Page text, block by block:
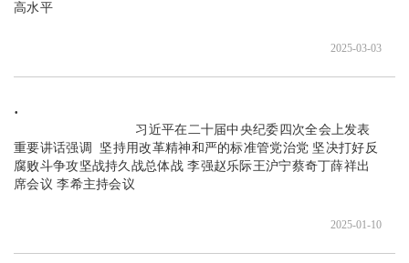
高水平
2025-03-03
重要讲话强调  坚持用改革精神和严的标准管党治党 坚决打好反
腐败斗争攻坚战持久战总体战 李强赵乐际王沪宁蔡奇丁薛祥出
席会议 李希主持会议
2025-01-10